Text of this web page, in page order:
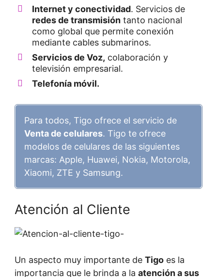
Internet y conectividad. Servicios de
redes de transmisión tanto nacional
como global que permite conexión
mediante cables submarinos.
Servicios de Voz, colaboración y
televisión empresarial.
Telefonía móvil.
Para todos, Tigo ofrece el servicio de
Venta de celulares. Tigo te ofrece
modelos de celulares de las siguientes
marcas: Apple, Huawei, Nokia, Motorola,
Xiaomi, ZTE y Samsung.
Atención al Cliente
Un aspecto muy importante de Tigo es la
importancia que le brinda a la atención a sus